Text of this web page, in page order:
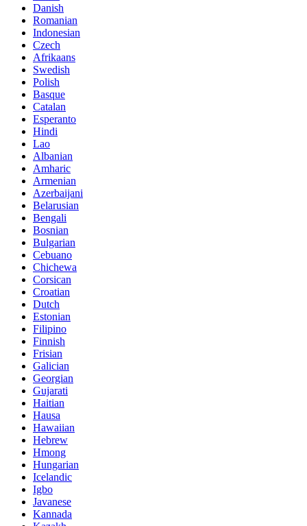
Danish
Romanian
Indonesian
Czech
Afrikaans
Swedish
Polish
Basque
Catalan
Esperanto
Hindi
Lao
Albanian
Amharic
Armenian
Azerbaijani
Belarusian
Bengali
Bosnian
Bulgarian
Cebuano
Chichewa
Corsican
Croatian
Dutch
Estonian
Filipino
Finnish
Frisian
Galician
Georgian
Gujarati
Haitian
Hausa
Hawaiian
Hebrew
Hmong
Hungarian
Icelandic
Igbo
Javanese
Kannada